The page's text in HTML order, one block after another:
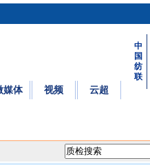
媒体 视频 云超
中
国
纺
联